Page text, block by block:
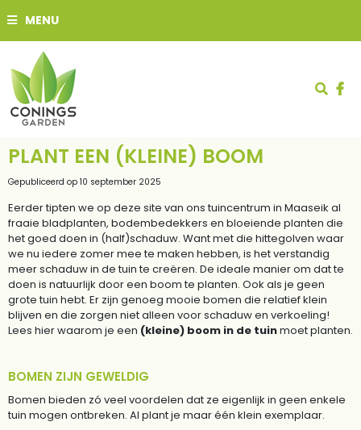
n
MENU
PLANT EEN (KLEINE) BOOM
Gepubliceerd op 10 september 2025
Eerder tipten we op deze site van ons tuincentrum in Maaseik al
fraaie bladplanten, bodembedekkers en bloeiende planten die
het goed doen in (half)schaduw. Want met die hittegolven waar
we nu iedere zomer mee te maken hebben, is het verstandig
meer schaduw in de tuin te creëren. De ideale manier om dat te
doen is natuurlijk door een boom te planten. Ook als je geen
grote tuin hebt. Er zijn genoeg mooie bomen die relatief klein
blijven en die zorgen niet alleen voor schaduw en verkoeling!
Lees hier waarom je een (kleine) boom in de tuinmoet planten.
BOMEN ZIJN GEWELDIG
Bomen bieden zó veel voordelen dat ze eigenlijk in geen enkele
tuin mogen ontbreken. Al plant je maar één klein exemplaar.